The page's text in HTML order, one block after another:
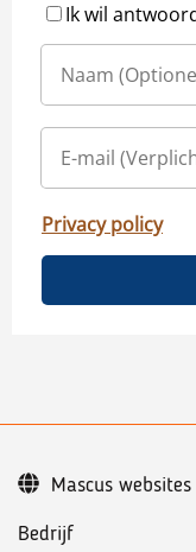
Ik wil
Privacy policy
Bedrijf
Mascus websites